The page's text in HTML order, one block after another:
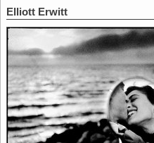
Elliott Erwitt